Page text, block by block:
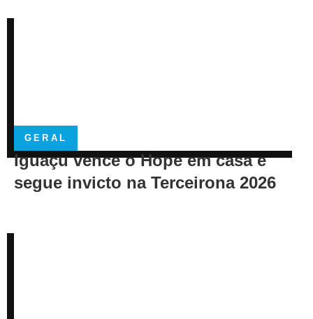
GERAL
Iguaçu vence o Hope em casa e
segue invicto na Terceirona 2026